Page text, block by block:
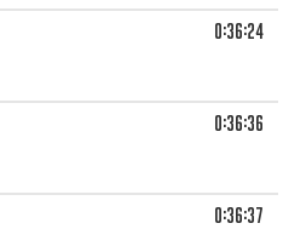
0:36:24
0:36:36
0:36:37